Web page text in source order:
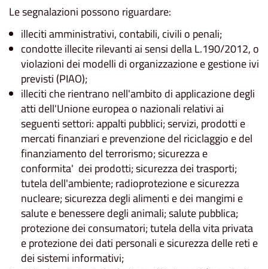
Le segnalazioni possono riguardare:
illeciti amministrativi, contabili, civili o penali;
condotte illecite rilevanti ai sensi della L.190/2012, o
violazioni dei modelli di organizzazione e gestione ivi
previsti (PIAO);
illeciti che rientrano nell'ambito di applicazione degli
atti dell'Unione europea o nazionali relativi ai
seguenti settori: appalti pubblici; servizi, prodotti e
mercati finanziari e prevenzione del riciclaggio e del
finanziamento del terrorismo; sicurezza e
conformita' dei prodotti; sicurezza dei trasporti;
tutela dell'ambiente; radioprotezione e sicurezza
nucleare; sicurezza degli alimenti e dei mangimi e
salute e benessere degli animali; salute pubblica;
protezione dei consumatori; tutela della vita privata
e protezione dei dati personali e sicurezza delle reti e
dei sistemi informativi;